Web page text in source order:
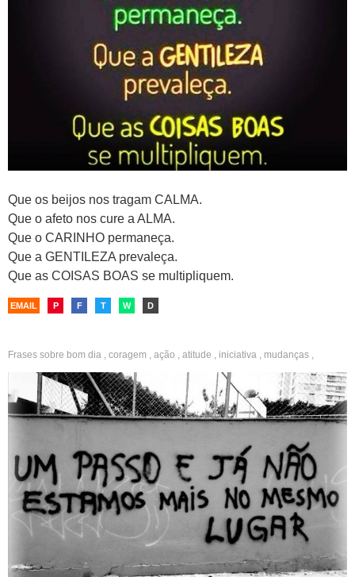
Que os beijos nos tragam CALMA.
Que o afeto nos cure a ALMA.
Que o CARINHO permaneça.
Que a GENTILEZA prevaleça.
Que as COISAS BOAS se multipliquem.
EMAIL P F T W D
Frases sobre bom dia coragem ação atitude iniciativa mudanças